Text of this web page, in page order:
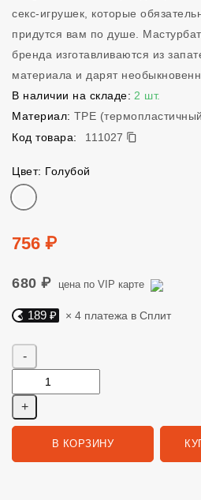
секс-игрушек, которые
придутся вам по душе.
бренда изготавливаются из
материала и дарят
В наличии на складе: 2 шт.
Материал: TPE
Код товара:
111027
111027
Цвет: Голубой
Цвет
Цена
756 ₽
680 ₽ цена по VIP карте
Яндекс Сплит. 189 руб, 4 платежа в
189 ₽ × 4 платежа в Сплит
В КОРЗИНУ